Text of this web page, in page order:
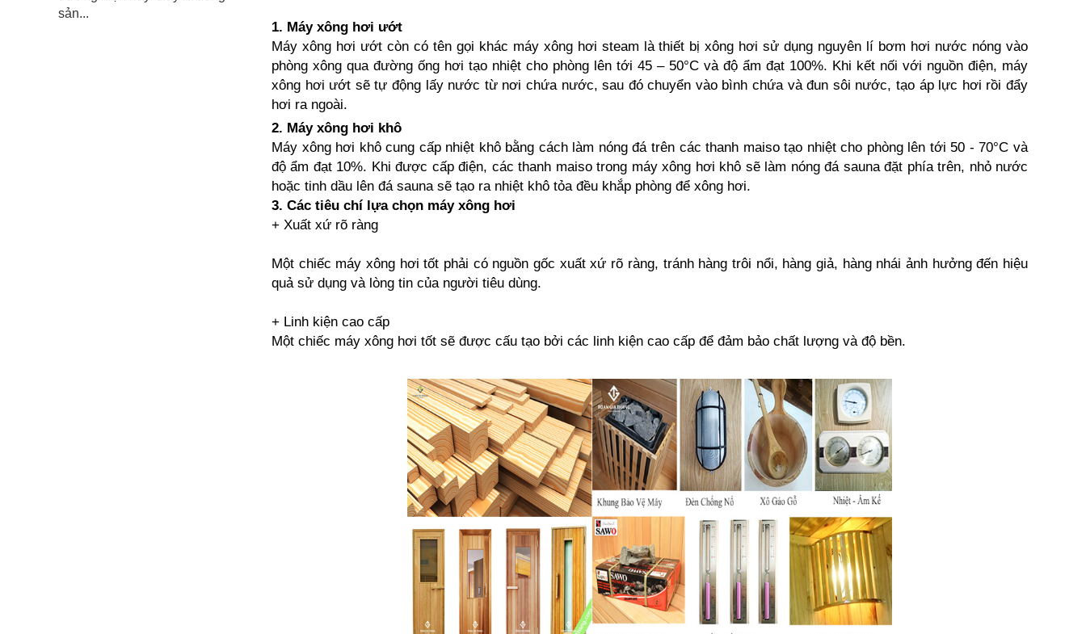
1. Máy xông hơi ướt
Máy xông hơi ướt còn có tên gọi khác máy xông hơi steam là thiết bị xông hơi sử dụng nguyên lí bơm hơi nước nóng vào
phòng xông qua đường ống hơi tạo nhiệt cho phòng lên tới 45 – 50°C và độ ẩm đạt 100%. Khi kết nối với nguồn điện, máy
xông hơi ướt sẽ tự động lấy nước từ nơi chứa nước, sau đó chuyển vào bình chứa và đun sôi nước, tạo áp lực hơi rồi đẩy
hơi ra ngoài.
2. Máy xông hơi khô
Máy xông hơi khô cung cấp nhiệt khô bằng cách làm nóng đá trên các thanh maiso tạo nhiệt cho phòng lên tới 50 - 70°C và
độ ẩm đạt 10%. Khi được cấp điện, các thanh maiso trong máy xông hơi khô sẽ làm nóng đá sauna đặt phía trên, nhỏ nước
hoặc tinh dầu lên đá sauna sẽ tạo ra nhiệt khô tỏa đều khắp phòng để xông hơi.
3. Các tiêu chí lựa chọn máy xông hơi
+ Xuất xứ rõ ràng
Một chiếc máy xông hơi tốt phải có nguồn gốc xuất xứ rõ ràng, tránh hàng trôi nổi, hàng giả, hàng nhái ảnh hưởng đến hiệu
quả sử dụng và lòng tin của người tiêu dùng.
+ Linh kiện cao cấp
Một chiếc máy xông hơi tốt sẽ được cấu tạo bởi các linh kiện cao cấp để đảm bảo chất lượng và độ bền.
sản...